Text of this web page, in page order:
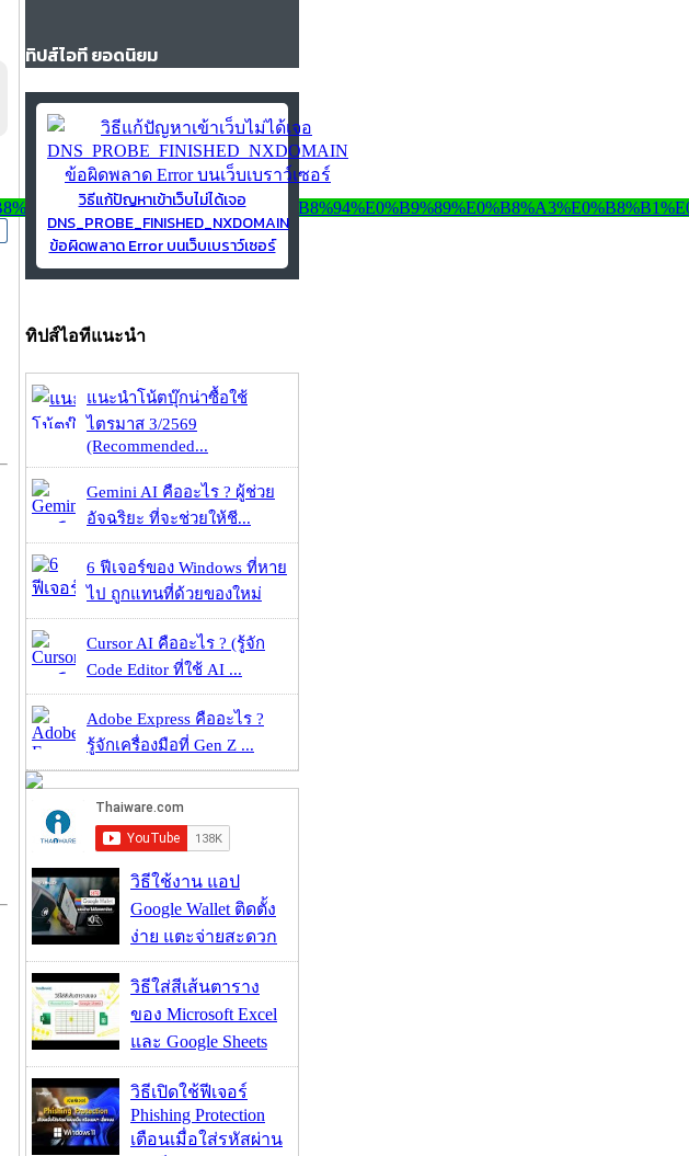
ทิปส์ไอที ยอดนิยม
วิธีแก้ปัญหาเข้าเว็บไม่ได้เจอ
DNS_PROBE_FINISHED_NXDOMAIN
ข้อผิดพลาด Error บนเว็บเบราว์เซอร์
ทิปส์ไอทีแนะนำ
แนะนำโน้ตบุ๊กน่าซื้อใช้
ไตรมาส 3/2569
(Recommended...
Gemini AI คืออะไร ? ผู้ช่วย
อัจฉริยะ ที่จะช่วยให้ชี...
6 ฟีเจอร์ของ Windows ที่หาย
ไป ถูกแทนที่ด้วยของใหม่
Cursor AI คืออะไร ? (รู้จัก
Code Editor ที่ใช้ AI ...
Adobe Express คืออะไร ?
รู้จักเครื่องมือที่ Gen Z ...
วิธีใช้งาน แอป
Google Wallet ติดตั้ง
ง่าย แตะจ่ายสะดวก
วิธีใส่สีเส้นตาราง
ของ Microsoft Excel
และ Google Sheets
วิธีเปิดใช้ฟีเจอร์
Phishing Protection
เตือนเมื่อใส่รหัสผ่าน